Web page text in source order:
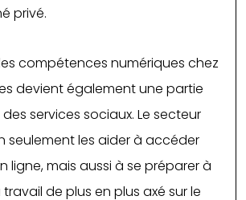
privé.
compétences numériques chez
devient également une partie
services sociaux. Le secteur
seulement les aider à accéder
ligne, mais aussi à se préparer à
de plus en plus axé sur le